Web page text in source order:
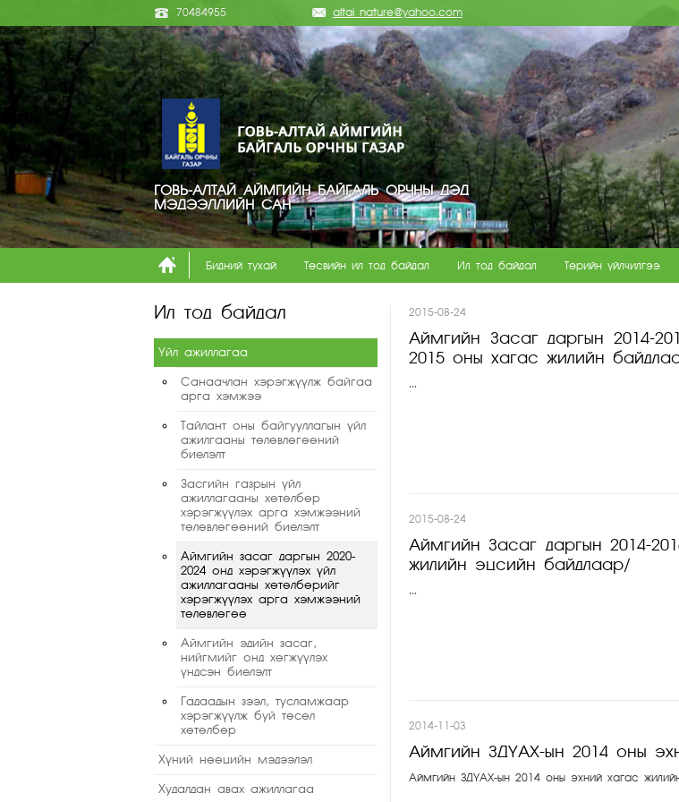
70484955 altai_nature@yahoo.com
ГОВЬ-АЛТАЙ АЙМГИЙН БАЙГАЛЬ ОРЧНЫ ДЭД
МЭДЭЭЛЛИЙН САН
Бидний тухай Төсвийн ил тод байдал Ил тод байдал Төрийн үйлчилгээ
Ил тод байдал
Үйл ажиллагаа
Санаачлан хэрэгжүүлж байгаа
арга хэмжээ
Тайлант оны байгууллагын үйл
ажилгааны төлөвлөгөөний
биелэлт
Засгийн газрын үйл
ажиллагааны хөтөлбөр
хэрэгжүүлэх арга хэмжээний
төлөвлөгөөний биелэлт
Аймгийн засаг даргын 2020-
2024 онд хэрэгжүүлэх үйл
ажиллагааны хөтөлбөрийг
хэрэгжүүлэх арга хэмжээний
төлөвлөгөө
Аймгийн эдийн засаг,
нийгмийг онд хөгжүүлэх
үндсэн биелэлт
Гадаадын зээл, тусламжаар
хэрэгжүүлж буй төсөл
хөтөлбөр
Хүний нөөцийн мэдээлэл
Худалдан авах ажиллагаа
2015-08-24
Аймгийн Засаг даргын 2014-
2015 оны хагас жилийн
...
2015-08-24
Аймгийн Засаг даргын 2014-
жилийн эцсийн байдлаар/
...
2014-11-03
Аймгийн ЗДҮАХ-ын 2014 оны
Аймгийн ЗДҮАХ-ын 2014 оны эхний хагас